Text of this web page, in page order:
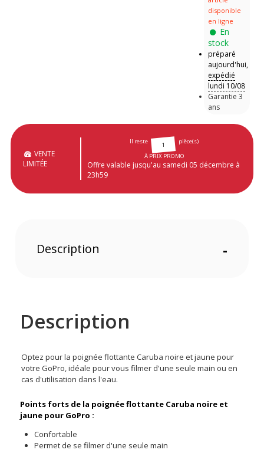
disponible
en ligne
En
stock
préparé
aujourd'hui,
expédié
lundi 10/08
Garantie 3
ans
VENTE
LIMITÉE
Il reste 1
pièce(s)
À PRIX PROMO
Offre valable jusqu'au samedi 05 décembre à
23h59
Description -
Description
Optez pour la poignée flottante Caruba noire et jaune pour
votre GoPro, idéale pour vous filmer d'une seule main ou en
cas d'utilisation dans l'eau.
Points forts de la poignée flottante Caruba noire et
jaune pour GoPro :
Confortable
Permet de se filmer d'une seule main